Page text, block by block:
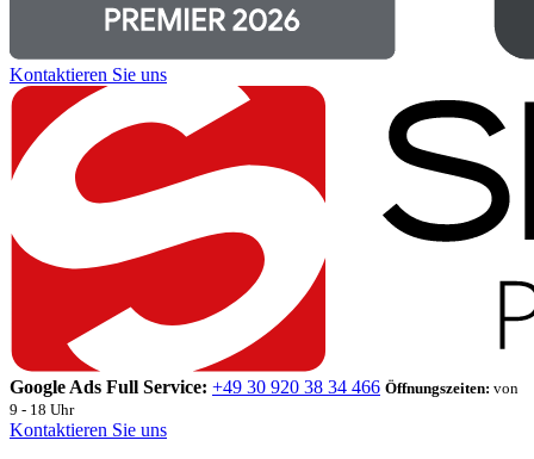
Kontaktieren Sie uns
Google Ads Full Service: +49 30 920 38 34 466 Öffnungszeiten: von
9 - 18 Uhr
Kontaktieren Sie uns